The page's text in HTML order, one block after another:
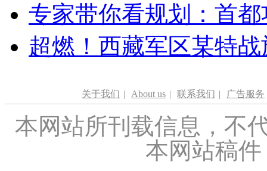
专家带你看规划：首
超燃！西藏军区某特
关于我们 | About us | 联系我们 | 广告服务
本网站所刊载信息，不
本网站稿